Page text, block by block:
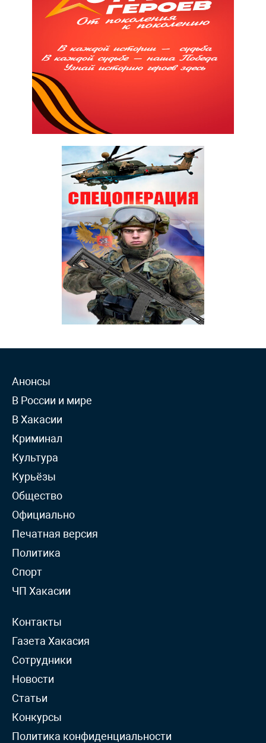
Анонсы
В России и мире
В Хакасии
Криминал
Культура
Курьёзы
Общество
Официально
Печатная версия
Политика
Спорт
ЧП Хакасии
Контакты
Газета Хакасия
Сотрудники
Новости
Статьи
Конкурсы
Политика конфиденциальности